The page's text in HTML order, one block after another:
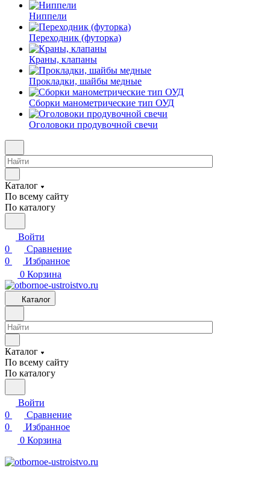
Ниппели
Переходник (футорка)
Краны, клапаны
Прокладки, шайбы медные
Сборки манометрические тип ОУД
Оголовоки продувочной свечи
Каталог
По всему сайту
По каталогу
Войти
0
Сравнение
0
Избранное
0 Корзина
Каталог
Каталог
По всему сайту
По каталогу
Войти
0
Сравнение
0
Избранное
0 Корзина